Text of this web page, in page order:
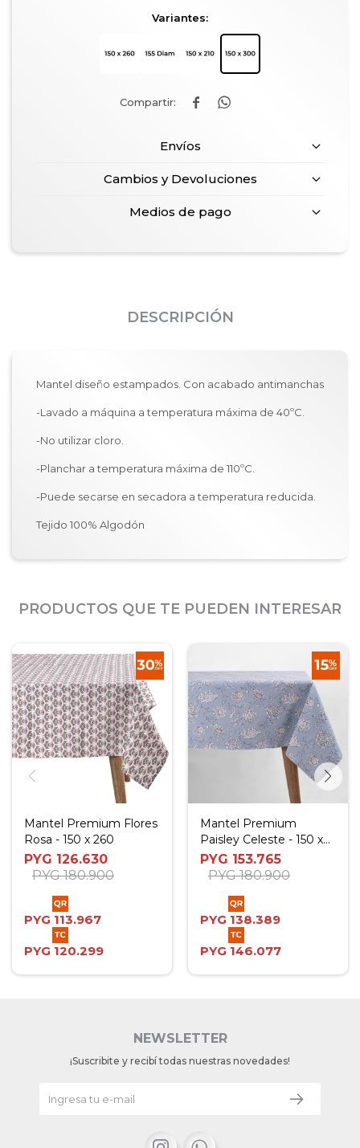
Variantes:
 
Envíos
Cambios y Devoluciones
Medios de pago
DESCRIPCIÓN
Mantel diseño estampados. Con acabado antimanchas
-Lavado a máquina a temperatura máxima de 40ºC.
-No utilizar cloro.
-Planchar a temperatura máxima de 110ºC.
-Puede secarse en secadora a temperatura reducida.
Tejido 100% Algodón
PRODUCTOS QUE TE PUEDEN INTERESAR
Mantel Premium Flores
Rosa - 150 x 260
PYG 126.630
PYG 180.900
PYG 113.967
PYG 120.299
Mantel Premium
Paisley Celeste - 150 x
260
PYG 153.765
PYG 180.900
PYG 138.389
PYG 146.077
NEWSLETTER
¡Suscribite y recibí todas nuestras novedades!